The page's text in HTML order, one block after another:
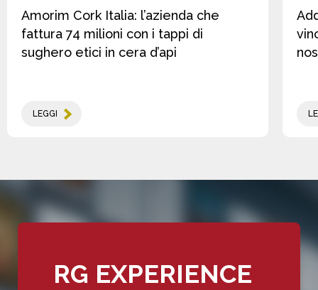
Amorim Cork Italia: l’azienda che
fattura 74 milioni con i tappi di
sughero etici in cera d’api
LEGGI
RG EXPERIENCE